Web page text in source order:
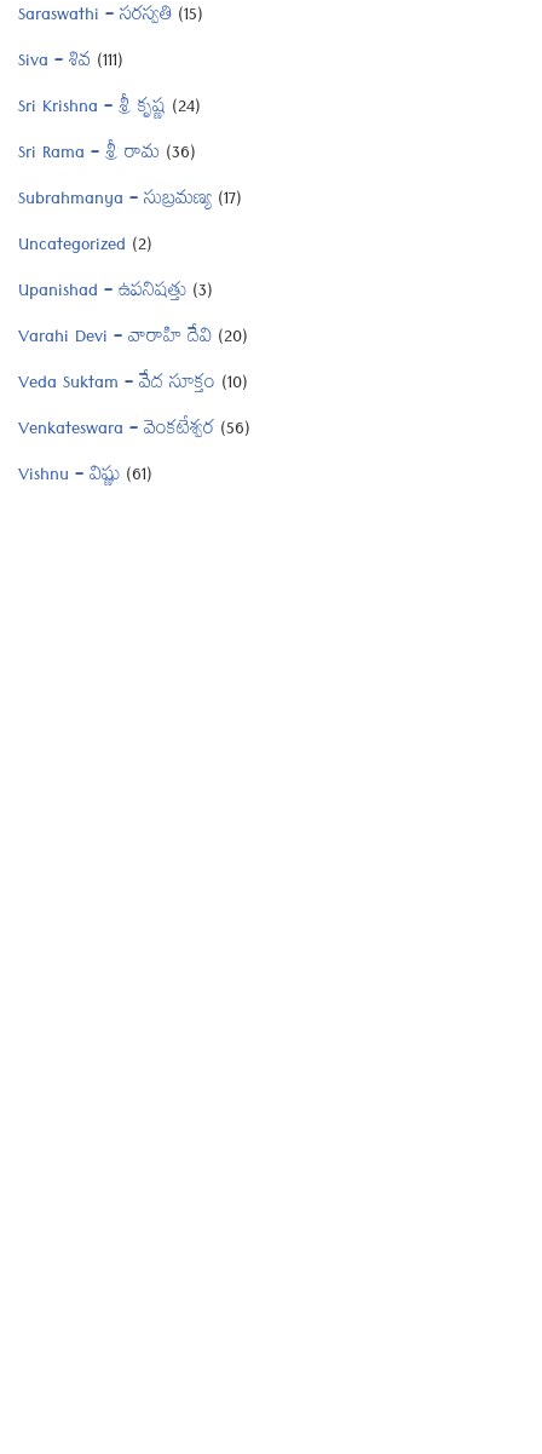
Saraswathi – సరస్వతి (15)
Siva – శివ (111)
Sri Krishna – శ్రీ కృష్ణ (24)
Sri Rama – శ్రీ రామ (36)
Subrahmanya – సుబ్రమణ్య (17)
Uncategorized (2)
Upanishad – ఉపనిషత్తు (3)
Varahi Devi – వారాహి దేవి (20)
Veda Suktam – వేద సూక్తం (10)
Venkateswara – వెంకటేశ్వర (56)
Vishnu – విష్ణు (61)